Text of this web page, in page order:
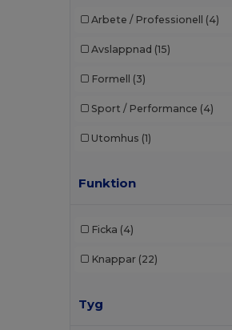
Arbete / Professionell (4)
Avslappnad (15)
Formell (3)
Sport / Performance (4)
Utomhus (1)
Funktion
Ficka (4)
Knappar (22)
Tyg